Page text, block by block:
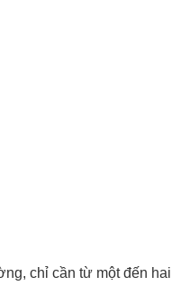
chỉ cần từ một đến